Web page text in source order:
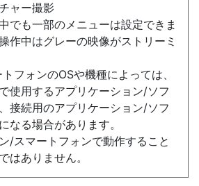
ャー撮影
でも一部のメニューは設定できま
作中はグレーの映像がストリーミ
フォンのOSや機種によっては、
使用するアプリケーション/ソフ
接続用のアプリケーション/ソフ
なる場合があります。
/スマートフォンで動作すること
はありません。